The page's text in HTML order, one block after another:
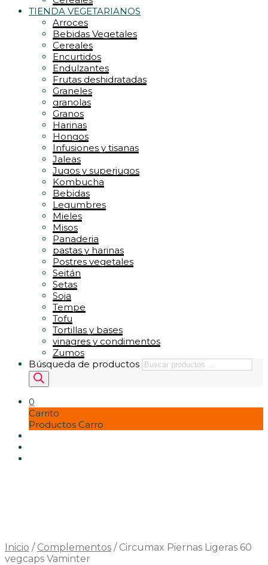
TIENDA VEGETARIANOS
Arroces
Bebidas Vegetales
Cereales
Encurtidos
Endulzantes
Frutas deshidratadas
Graneles
granolas
Granos
Harinas
Hongos
Infusiones y tisanas
Jaleas
Jugos y superjugos
Kombucha
Bebidas
Legumbres
Mieles
Misos
Panaderia
pastas y harinas
Postres vegetales
Seitán
Setas
Soja
Tempe
Tofu
Tortillas y bases
vinagres y condimentos
Zumos
Búsqueda de productos
0
Carrito
Productos Carro
Inicio / Complementos /Circumax Piernas Ligeras 60
vegcaps Vaminter